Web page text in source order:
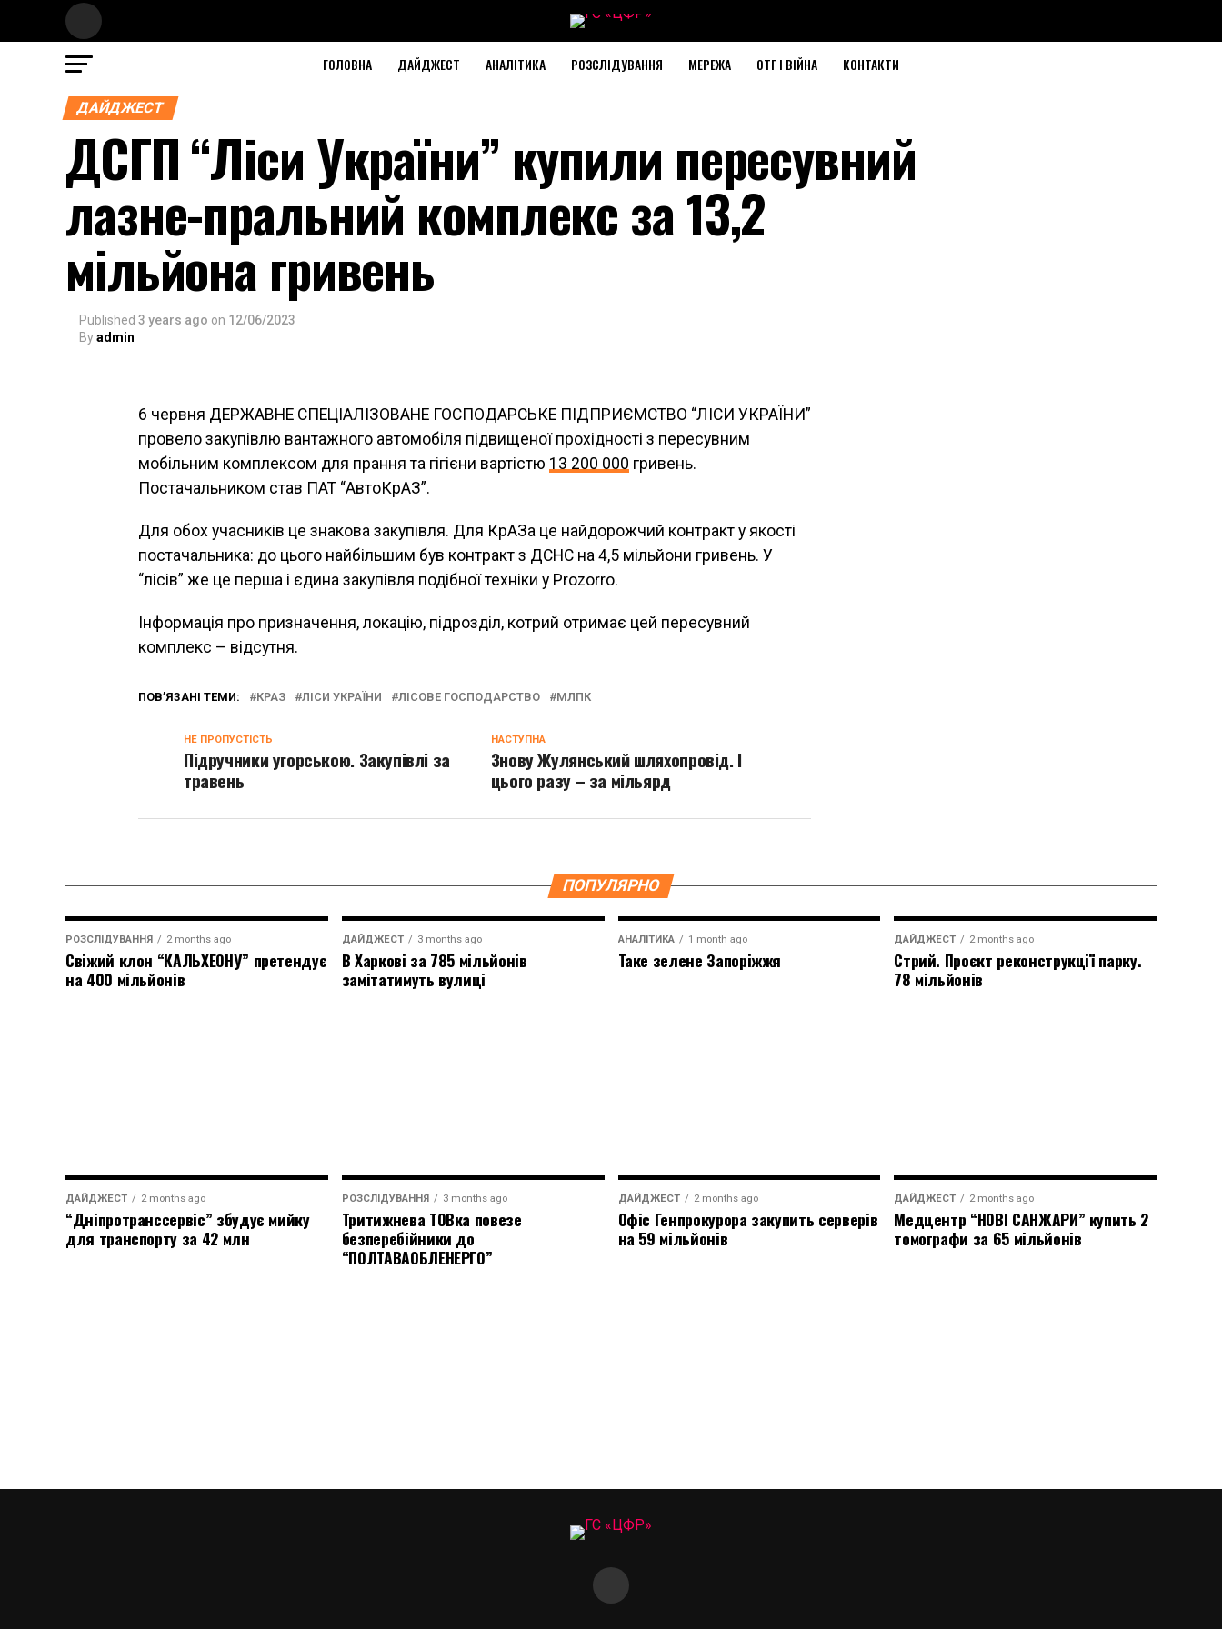
ГОЛОВНА ДАЙДЖЕСТ АНАЛІТИКА РОЗСЛІДУВАННЯ МЕРЕЖА ОТГ І ВІЙНА КОНТАКТИ
ДАЙДЖЕСТ
ДСГП “Ліси України” купили пересувний
лазне-пральний комплекс за 13,2
мільйона гривень
Published 3 years ago on 12/06/2023
Byadmin
6 червня ДЕРЖАВНЕ СПЕЦІАЛІЗОВАНЕ ГОСПОДАРСЬКЕ ПІДПРИЄМСТВО “ЛІСИ УКРАЇНИ”
провело закупівлю вантажного автомобіля підвищеної прохідності з пересувним
мобільним комплексом для прання та гігієни вартістю 13 200 000 гривень.
Постачальником став ПАТ “АвтоКрАЗ”.
Для обох учасників це знакова закупівля. Для КрАЗа це найдорожчий контракт у якості
постачальника: до цього найбільшим був контракт з ДСНС на 4,5 мільйони гривень. У
“лісів” же це перша і єдина закупівля подібної техніки у Prozorro.
Інформація про призначення, локацію, підрозділ, котрий отримає цей пересувний
комплекс – відсутня.
ПОВ’ЯЗАНІ ТЕМИ: КРАЗ ЛІСИ УКРАЇНИ ЛІСОВЕ ГОСПОДАРСТВО МЛПК
НАСТУПНА
Знову Жулянський шляхопровід. І
цього разу – за мільярд
НЕ ПРОПУСТІСТЬ
Підручники угорською. Закупівлі за
травень
ПОПУЛЯРНО
РОЗСЛІДУВАННЯ 2 months ago
Свіжий клон “КАЛЬХЕОНУ” претендує
на 400 мільйонів
ДАЙДЖЕСТ 3 months ago
В Харкові за 785 мільйонів
замітатимуть вулиці
АНАЛІТИКА 1 month ago
Таке зелене Запоріжжя
ДАЙДЖЕСТ 2 months ago
Стрий. Проєкт реконструкції парку.
78 мільйонів
ДАЙДЖЕСТ 2 months ago
“Дніпротранссервіс” збудує мийку
для транспорту за 42 млн
РОЗСЛІДУВАННЯ 3 months ago
Тритижнева ТОВка повезе
безперебійники до
“ПОЛТАВАОБЛЕНЕРГО”
ДАЙДЖЕСТ 2 months ago
Офіс Генпрокурора закупить серверів
на 59 мільйонів
ДАЙДЖЕСТ 2 months ago
Медцентр “НОВІ САНЖАРИ” купить 2
томографи за 65 мільйонів